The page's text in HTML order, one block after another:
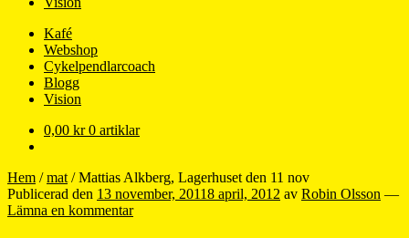
Kafé
Webshop
Cykelpendlarcoach
Blogg
Vision
0,00 kr 0 artiklar
Hem /mat /Mattias Alkberg, Lagerhuset den 11 nov
Publicerad den 13 november, 20118 april, 2012 av Robin Olsson —
Lämna en kommentar